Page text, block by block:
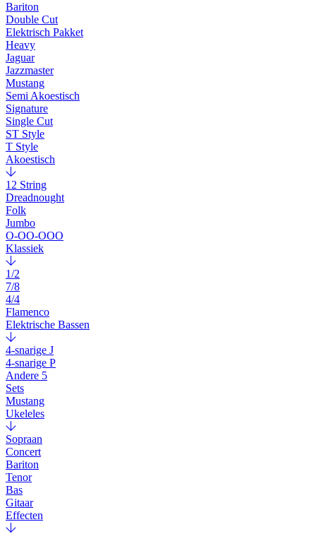
Bariton
Double Cut
Elektrisch Pakket
Heavy
Jaguar
Jazzmaster
Mustang
Semi Akoestisch
Signature
Single Cut
ST Style
T Style
Akoestisch
12 String
Dreadnought
Folk
Jumbo
O-OO-OOO
Klassiek
1/2
7/8
4/4
Flamenco
Elektrische Bassen
4-snarige J
4-snarige P
Andere 5
Sets
Mustang
Ukeleles
Sopraan
Concert
Bariton
Tenor
Bas
Gitaar
Effecten